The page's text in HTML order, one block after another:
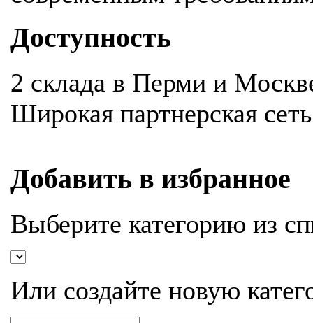
Доступность
2 склада в Перми и
Широкая партнерская
Добавить в избранное
Выберите категорию из
Или создайте новую